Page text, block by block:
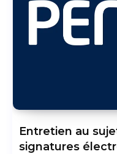
Entretien au
signatures